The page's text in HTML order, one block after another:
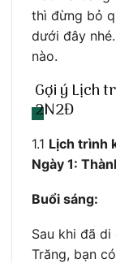
thì đừng bỏ
dưới đây
nào.
Gợi ý Lịch
2N2Đ
1.1 Lịch trình
Ngày 1:
Buổi sáng:
Sau khi đã
Trăng, bạn